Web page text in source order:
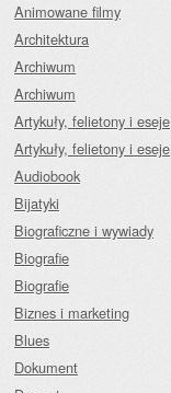
Animowane filmy
Architektura
Archiwum
Archiwum
Artykuły, felietony i eseje
Artykuły, felietony i eseje
Audiobook
Bijatyki
Biograficzne i wywiady
Biografie
Biografie
Biznes i marketing
Blues
Dokument